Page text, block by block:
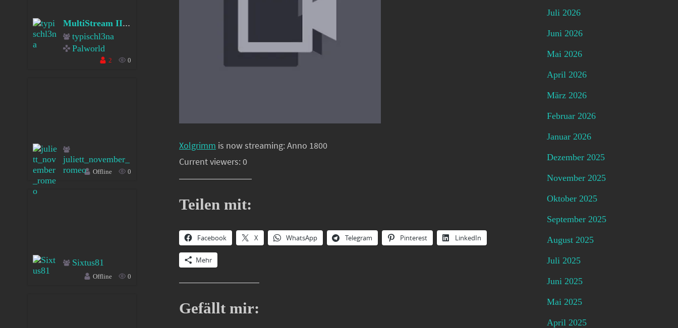
Xolgrimm is now streaming: Anno 1800
Current viewers: 0
Teilen mit:
Facebook X WhatsApp Telegram Pinterest LinkedIn
Mehr
Gefällt mir:
MultiStream II
typischl3na
Palworld
2 0
juliett_november_
romeo
Offline 0
Sixtus81
Offline 0
Juli 2026
Juni 2026
Mai 2026
April 2026
März 2026
Februar 2026
Januar 2026
Dezember 2025
November 2025
Oktober 2025
September 2025
August 2025
Juli 2025
Juni 2025
Mai 2025
April 2025